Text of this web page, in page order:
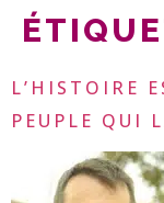
L’HISTOIRE
PEUPLE QUI